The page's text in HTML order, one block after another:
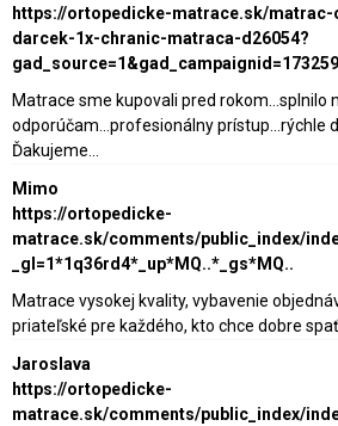
https://ortopedicke-matrace.sk/
darcek-1x-chranic-matraca-d26054?
Matrace sme kupovali pred rokom...splnilo
odporúčam...profesionálny prístup...rýchle
Ďakujeme...
Mimo
https://ortopedicke-
matrace.sk/comments/public_index/
_gl=1*1q36rd4*_up*MQ..*_gs*MQ..
Matrace vysokej kvality, vybavenie
priateľské pre každého, kto chce dobre
Jaroslava
https://ortopedicke-
matrace.sk/comments/public_index/